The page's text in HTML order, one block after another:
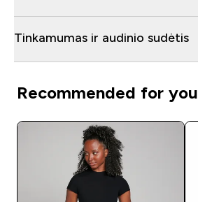
Tinkamumas ir audinio sudėtis
Recommended for you